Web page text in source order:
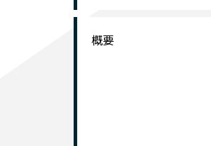
概要